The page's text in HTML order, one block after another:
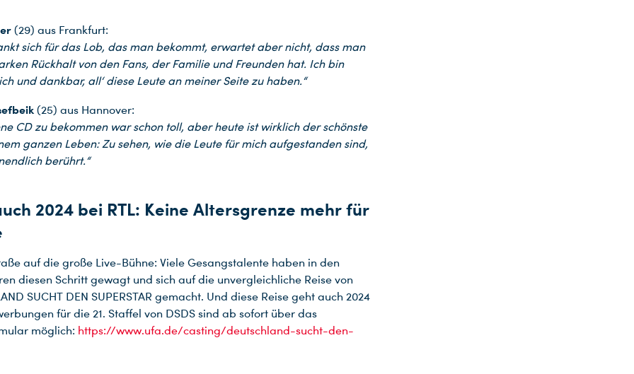
(29) aus Frankfurt:
sich für das Lob, das man bekommt, erwartet aber nicht, dass man
Rückhalt von den Fans, der Familie und Freunden hat. Ich bin
und dankbar, all‘ diese Leute an meiner Seite zu haben.“
(25) aus Hannover:
CD zu bekommen war schon toll, aber heute ist wirklich der schönste
ganzen Leben: Zu sehen, wie die Leute für mich aufgestanden sind,
berührt.“
2024 bei RTL: Keine Altersgrenze mehr für
auf die große Live-Bühne: Viele Gesangstalente haben in den
diesen Schritt gewagt und sich auf die unvergleichliche Reise von
SUCHT DEN SUPERSTAR gemacht. Und diese Reise geht auch 2024
für die 21. Staffel von DSDS sind ab sofort über das
möglich: https://www.ufa.de/casting/deutschland-sucht-den-